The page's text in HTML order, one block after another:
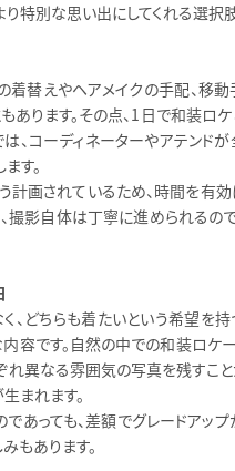
り特別な思い出にしてくれる選択
替えやヘアメイクの手配、移
あります。その点、1日で和装ロ
、コーディネーターやアテンド
す。
画されているため、時間を有
撮影自体は丁寧に進められるの
、どちらも着たいという希望を
容です。自然の中での和装ロケ
れ異なる雰囲気の写真を残すこ
まれます。
あっても、差額でグレードアッ
もあります。